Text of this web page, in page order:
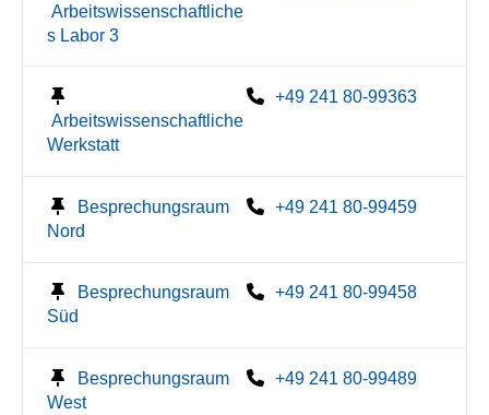
Arbeitswissenschaftliche
s Labor 3
Arbeitswissenschaftliche
Werkstatt
+49 241 80-99363
Besprechungsraum
Nord
+49 241 80-99459
Besprechungsraum
Süd
+49 241 80-99458
Besprechungsraum
West
+49 241 80-99489